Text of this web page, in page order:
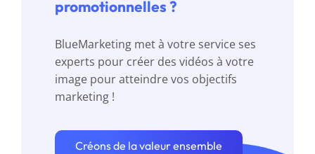
promotionnelles ?
BlueMarketing met à votre service ses
experts pour créer des vidéos à votre
image pour atteindre vos objectifs
marketing !
Créons de la valeur ensemble